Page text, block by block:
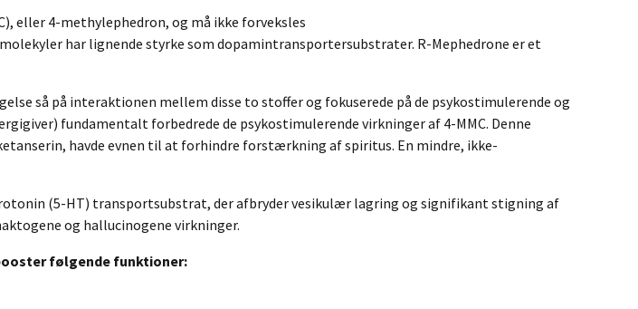
eller 4-methylephedron, og må ikke forveksles
har lignende styrke som dopamintransportersubstrater. R-Mephedrone er et
så på interaktionen mellem disse to stoffer og fokuserede på de psykostimulerende og
fundamentalt forbedrede de psykostimulerende virkninger af 4-MMC. Denne
havde evnen til at forhindre forstærkning af spiritus. En mindre, ikke-
(5-HT) transportsubstrat, der afbryder vesikulær lagring og signifikant stigning af
og hallucinogene virkninger.
følgende funktioner: